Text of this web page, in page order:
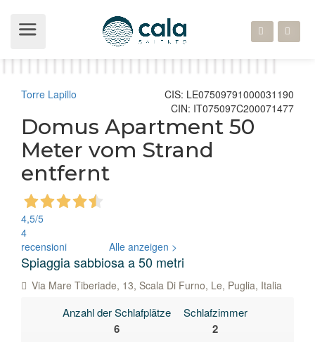
Torre Lapillo
CIS: LE07509791000031190
CIN: IT075097C200071477
Domus Apartment 50
Meter vom Strand
entfernt
4,5/5
4
recensioni
Alle anzeigen >
Spiaggia sabbiosa a 50 metri
Via Mare Tiberiade, 13, Scala Di Furno, Le, Puglia, Italia
Anzahl der Schlafplätze
6
Schlafzimmer
2